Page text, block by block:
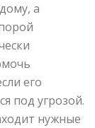
а
его
под угрозой.
нужные